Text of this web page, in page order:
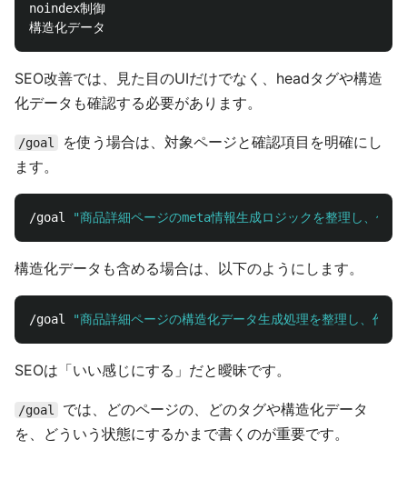
noindex制御
SEO改善では、見た目のUIだけでなく、headタグや構造
化データも確認する必要があります。
/goal
を使う場合は、対象ページと確認項目を明確にし
ます。
/goal "商品詳細ページのmeta情報生成ロジックを整理し、
構造化データも含める場合は、以下のようにします。
/goal "商品詳細ページの構造化データ生成処理を整理し、作
SEOは「いい感じにする」だと曖昧です。
/goal
では、どのページの、どのタグや構造化データ
を、どういう状態にするかまで書くのが重要です。